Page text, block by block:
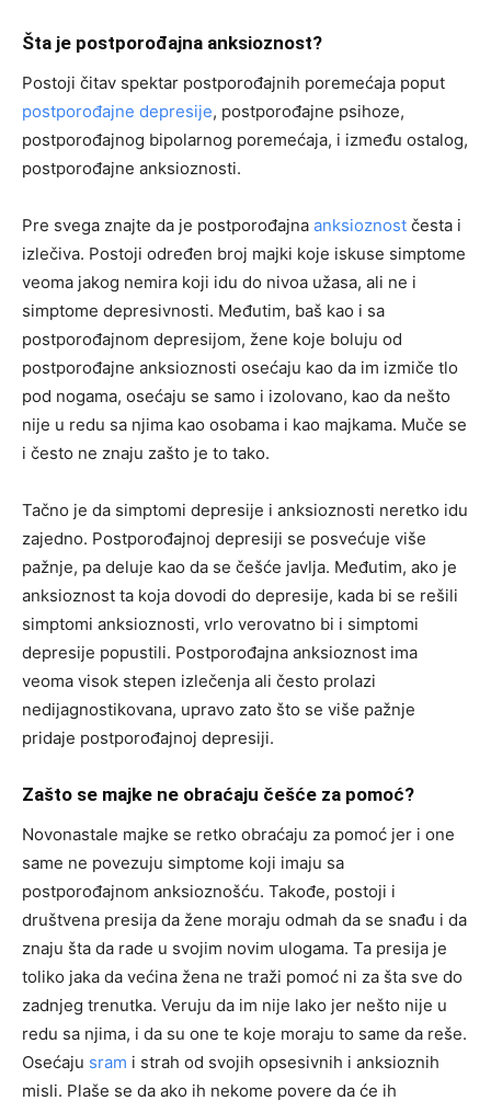
Šta je postporođajna anksioznost?
Postoji čitav spektar postporođajnih poremećaja poput
postporođajne depresije, postporođajne psihoze,
postporođajnog bipolarnog poremećaja, i između ostalog,
postporođajne anksioznosti.
Pre svega znajte da je postporođajna anksioznost česta i
izlečiva. Postoji određen broj majki koje iskuse simptome
veoma jakog nemira koji idu do nivoa užasa, ali ne i
simptome depresivnosti. Međutim, baš kao i sa
postporođajnom depresijom, žene koje boluju od
postporođajne anksioznosti osećaju kao da im izmiče tlo
pod nogama, osećaju se samo i izolovano, kao da nešto
nije u redu sa njima kao osobama i kao majkama. Muče se
i često ne znaju zašto je to tako.
Tačno je da simptomi depresije i anksioznosti neretko idu
zajedno. Postporođajnoj depresiji se posvećuje više
pažnje, pa deluje kao da se češće javlja. Međutim, ako je
anksioznost ta koja dovodi do depresije, kada bi se rešili
simptomi anksioznosti, vrlo verovatno bi i simptomi
depresije popustili. Postporođajna anksioznost ima
veoma visok stepen izlečenja ali često prolazi
nedijagnostikovana, upravo zato što se više pažnje
pridaje postporođajnoj depresiji.
Zašto se majke ne obraćaju češće za pomoć?
Novonastale majke se retko obraćaju za pomoć jer i one
same ne povezuju simptome koji imaju sa
postporođajnom anksioznošću. Takođe, postoji i
društvena presija da žene moraju odmah da se snađu i da
znaju šta da rade u svojim novim ulogama. Ta presija je
toliko jaka da većina žena ne traži pomoć ni za šta sve do
zadnjeg trenutka. Veruju da im nije lako jer nešto nije u
redu sa njima, i da su one te koje moraju to same da reše.
Osećaju sram i strah od svojih opsesivnih i anksioznih
misli. Plaše se da ako ih nekome povere da će ih